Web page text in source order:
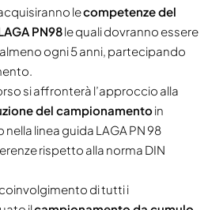
lecompetenze del
PN98le quali dovranno essere
ogni 5 anni, partecipando
si affronterà l’approccio alla
del campionamento in
linea guida LAGA PN 98
rispetto alla norma DIN
di tutti i